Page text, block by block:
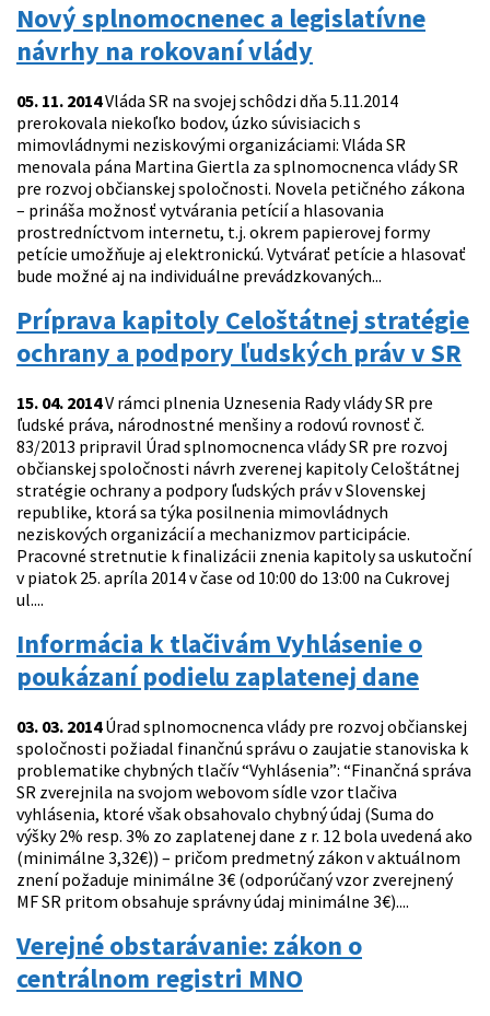
Nový splnomocnenec a legislatívne
návrhy na rokovaní vlády
05. 11. 2014Vláda SR na svojej schôdzi dňa 5.11.2014
prerokovala niekoľko bodov, úzko súvisiacich s
mimovládnymi neziskovými organizáciami: Vláda SR
menovala pána Martina Giertla za splnomocnenca vlády SR
pre rozvoj občianskej spoločnosti. Novela petičného zákona
– prináša možnosť vytvárania petícií a hlasovania
prostredníctvom internetu, t.j. okrem papierovej formy
petície umožňuje aj elektronickú. Vytvárať petície a hlasovať
bude možné aj na individuálne prevádzkovaných...
Príprava kapitoly Celoštátnej stratégie
ochrany a podpory ľudských práv v SR
15. 04. 2014V rámci plnenia Uznesenia Rady vlády SR pre
ľudské práva, národnostné menšiny a rodovú rovnosť č.
83/2013 pripravil Úrad splnomocnenca vlády SR pre rozvoj
občianskej spoločnosti návrh zverenej kapitoly Celoštátnej
stratégie ochrany a podpory ľudských práv v Slovenskej
republike, ktorá sa týka posilnenia mimovládnych
neziskových organizácií a mechanizmov participácie.
Pracovné stretnutie k finalizácii znenia kapitoly sa uskutoční
v piatok 25. apríla 2014 v čase od 10:00 do 13:00 na Cukrovej
ul....
Informácia k tlačivám Vyhlásenie o
poukázaní podielu zaplatenej dane
03. 03. 2014Úrad splnomocnenca vlády pre rozvoj občianskej
spoločnosti požiadal finančnú správu o zaujatie stanoviska k
problematike chybných tlačív “Vyhlásenia”: “Finančná správa
SR zverejnila na svojom webovom sídle vzor tlačiva
vyhlásenia, ktoré však obsahovalo chybný údaj (Suma do
výšky 2% resp. 3% zo zaplatenej dane z r. 12 bola uvedená ako
(minimálne 3,32€)) – pričom predmetný zákon v aktuálnom
znení požaduje minimálne 3€ (odporúčaný vzor zverejnený
MF SR pritom obsahuje správny údaj minimálne 3€)....
Verejné obstarávanie: zákon o
centrálnom registri MNO